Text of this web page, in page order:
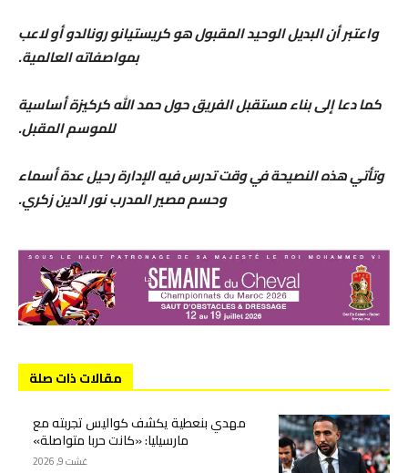
واعتبر أن البديل الوحيد المقبول هو كريستيانو رونالدو أو لاعب
بمواصفاته العالمية.
كما دعا إلى بناء مستقبل الفريق حول حمد الله كركيزة أساسية
للموسم المقبل.
وتأتي هذه النصيحة في وقت تدرس فيه الإدارة رحيل عدة أسماء
وحسم مصير المدرب نور الدين زكري.
مقالات ذات صلة
مهدي بنعطية يكشف كواليس تجربته مع
مارسيليا: «كانت حربا متواصلة»
غشت 9, 2026